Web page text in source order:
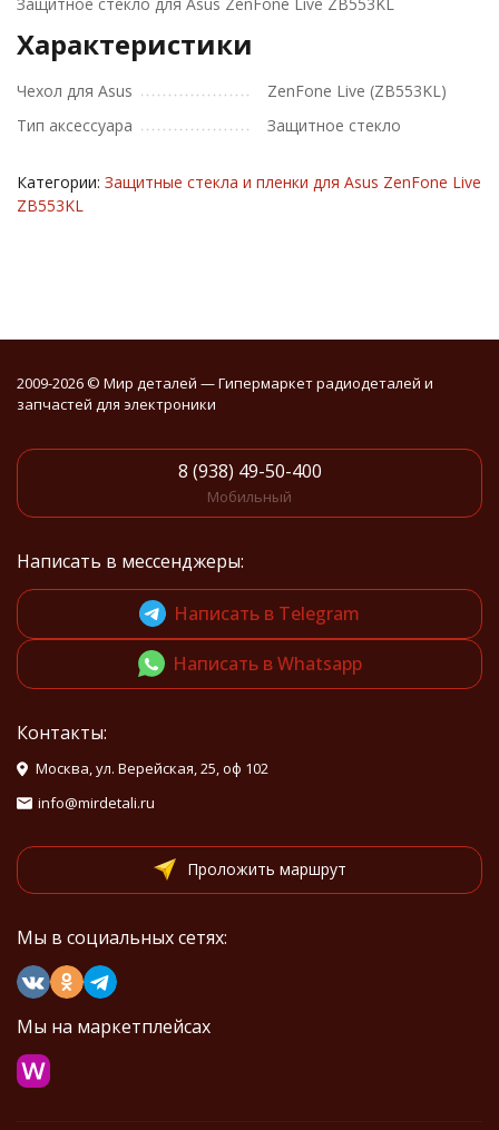
Характеристики
Чехол для Asus
ZenFone Live (ZB553KL)
Тип аксессуара
Защитное стекло
Категории: Защитные стекла и пленки для Asus ZenFone Live
ZB553KL
2009-2026 © Мир деталей — Гипермаркет радиодеталей и
запчастей для электроники
8 (938) 49-50-400
Мобильный
Написать в мессенджеры:
Написать в Telegram
Написать в Whatsapp
Контакты:
Москва, ул. Верейская, 25, оф 102
info@mirdetali.ru
Проложить маршрут
Мы в социальных сетях:
Мы на маркетплейсах